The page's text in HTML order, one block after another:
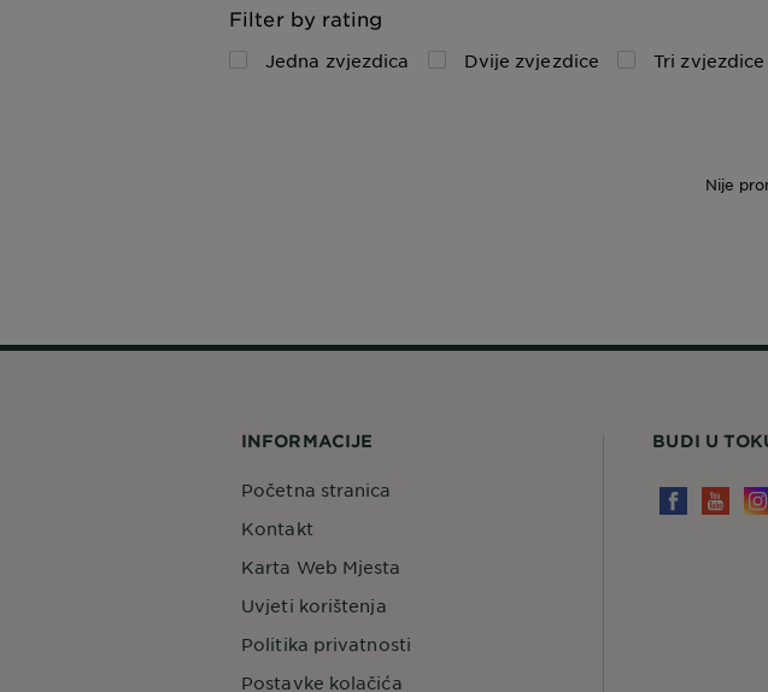
Filter by rating
Jedna zvjezdica Dvije zvjezdice Tri zvjezdice
Nije
INFORMACIJE
Početna stranica
Kontakt
Karta Web Mjesta
Uvjeti korištenja
Politika privatnosti
Postavke kolačića
BUDI U